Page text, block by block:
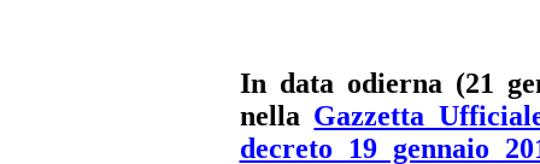
In data odierna (21
nella Gazzetta
decreto 19 gennaio